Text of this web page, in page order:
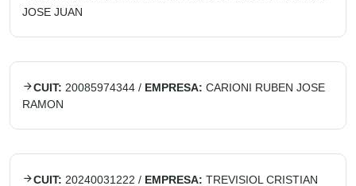
JOSE JUAN
CUIT: 20085974344 / EMPRESA: CARIONI RUBEN JOSE
RAMON
CUIT: 20240031222 / EMPRESA: TREVISIOL CRISTIAN